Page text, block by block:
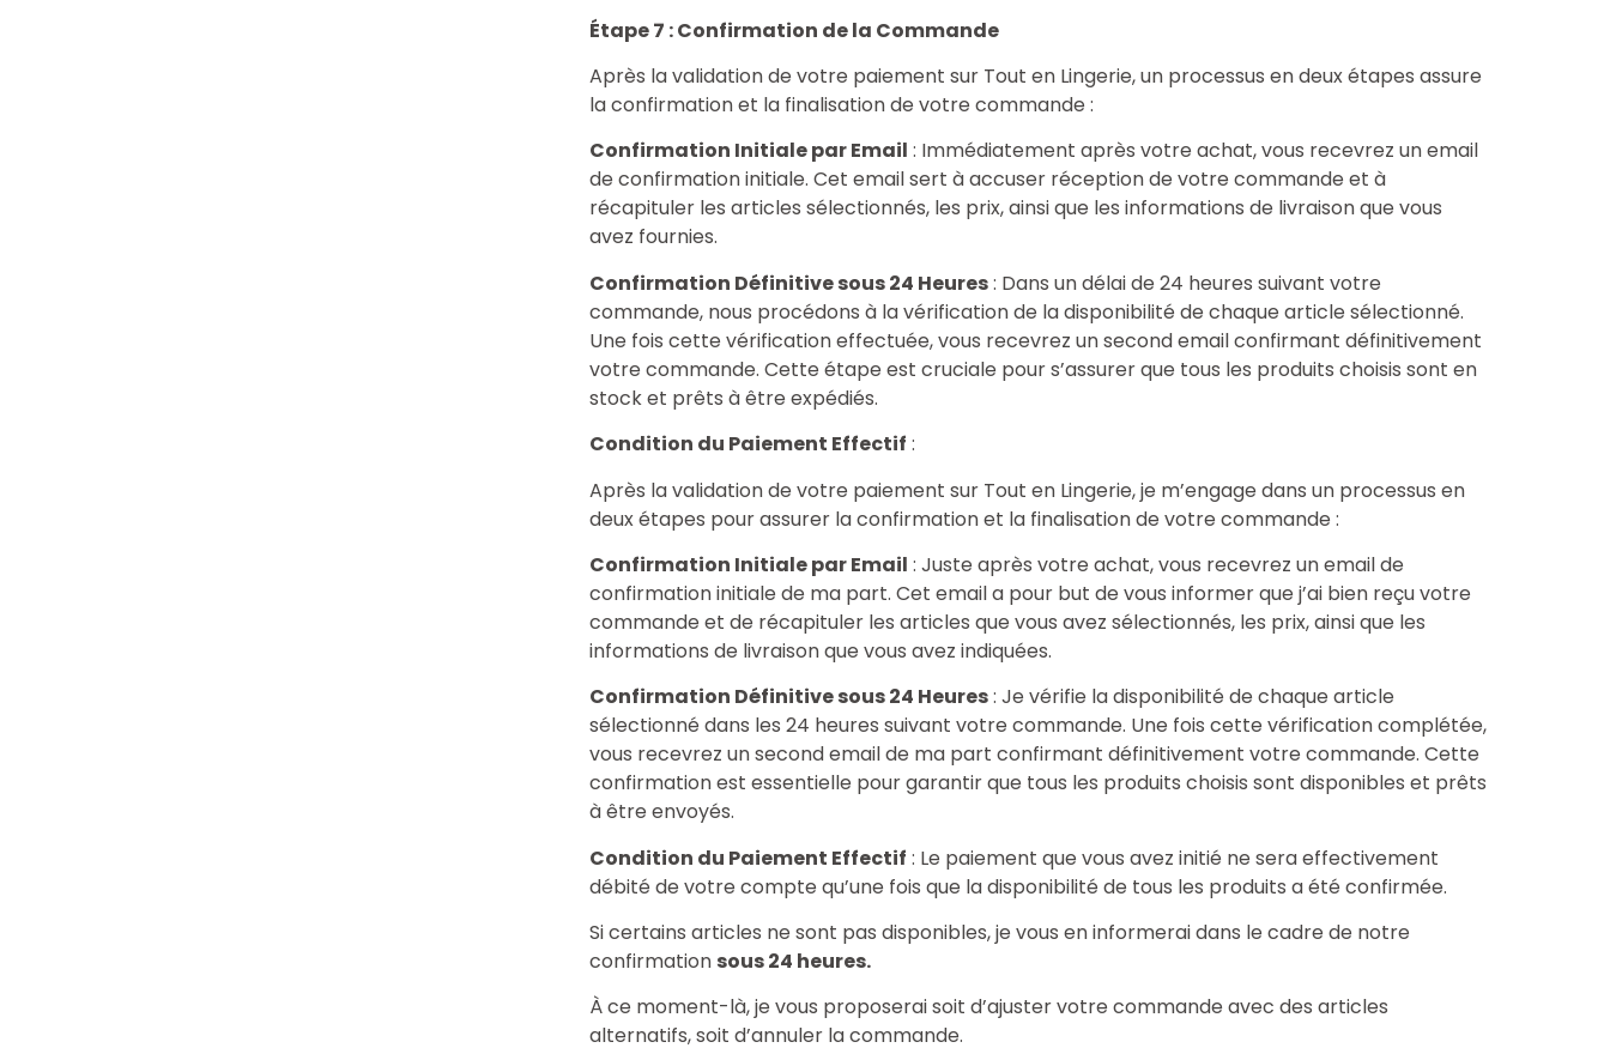
Étape 7 : Confirmation de la Commande
Après la validation de votre paiement sur Tout en Lingerie, un processus en deux étapes assure
la confirmation et la finalisation de votre commande :
Confirmation Initiale par Email : Immédiatement après votre achat, vous recevrez un email
de confirmation initiale. Cet email sert à accuser réception de votre commande et à
récapituler les articles sélectionnés, les prix, ainsi que les informations de livraison que vous
avez fournies.
Confirmation Définitive sous 24 Heures: Dans un délai de 24 heures suivant votre
commande, nous procédons à la vérification de la disponibilité de chaque article sélectionné.
Une fois cette vérification effectuée, vous recevrez un second email confirmant définitivement
votre commande. Cette étape est cruciale pour s’assurer que tous les produits choisis sont en
stock et prêts à être expédiés.
Condition du Paiement Effectif :
Après la validation de votre paiement sur Tout en Lingerie, je m’engage dans un processus en
deux étapes pour assurer la confirmation et la finalisation de votre commande :
Confirmation Initiale par Email : Juste après votre achat, vous recevrez un email de
confirmation initiale de ma part. Cet email a pour but de vous informer que j’ai bien reçu votre
commande et de récapituler les articles que vous avez sélectionnés, les prix, ainsi que les
informations de livraison que vous avez indiquées.
Confirmation Définitive sous 24 Heures: Je vérifie la disponibilité de chaque article
sélectionné dans les 24 heures suivant votre commande. Une fois cette vérification complétée,
vous recevrez un second email de ma part confirmant définitivement votre commande. Cette
confirmation est essentielle pour garantir que tous les produits choisis sont disponibles et prêts
à être envoyés.
Condition du Paiement Effectif : Le paiement que vous avez initié ne sera effectivement
débité de votre compte qu’une fois que la disponibilité de tous les produits a été confirmée.
Si certains articles ne sont pas disponibles, je vous en informerai dans le cadre de notre
confirmation sous 24 heures.
À ce moment-là, je vous proposerai soit d’ajuster votre commande avec des articles
alternatifs, soit d’annuler la commande.